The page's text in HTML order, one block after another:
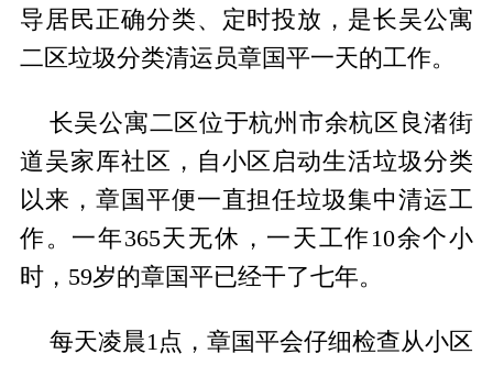
导居民正确分类、定时投放，是长吴公寓
二区垃圾分类清运员章国平一天的工作。
长吴公寓二区位于杭州市余杭区良渚街
道吴家厍社区，自小区启动生活垃圾分类
以来，章国平便一直担任垃圾集中清运工
作。一年365天无休，一天工作10余个小
时，59岁的章国平已经干了七年。
每天凌晨1点，章国平会仔细检查从小区